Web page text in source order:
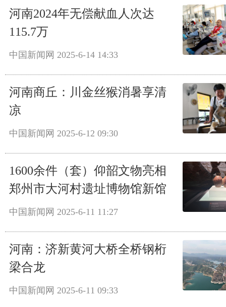
河南2024年无偿献血人次达
115.7万
中国新闻网 2025-6-14 14:33
河南商丘：川金丝猴消暑享清
凉
中国新闻网 2025-6-12 09:30
1600余件（套）仰韶文物亮相
郑州市大河村遗址博物馆新馆
中国新闻网 2025-6-11 11:27
河南：济新黄河大桥全桥钢桁
梁合龙
中国新闻网 2025-6-11 09:33